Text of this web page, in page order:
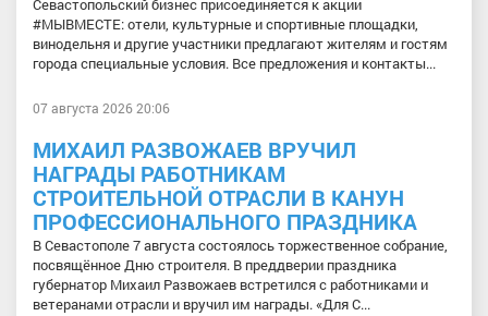
Севастопольский бизнес присоединяется к акции
#МЫВМЕСТЕ: отели, культурные и спортивные площадки,
винодельня и другие участники предлагают жителям и гостям
города специальные условия. Все предложения и контакты...
07 августа 2026 20:06
МИХАИЛ РАЗВОЖАЕВ ВРУЧИЛ
НАГРАДЫ РАБОТНИКАМ
СТРОИТЕЛЬНОЙ ОТРАСЛИ В КАНУН
ПРОФЕССИОНАЛЬНОГО ПРАЗДНИКА
В Севастополе 7 августа состоялось торжественное собрание,
посвящённое Дню строителя. В преддверии праздника
губернатор Михаил Развожаев встретился с работниками и
ветеранами отрасли и вручил им награды. «Для С...